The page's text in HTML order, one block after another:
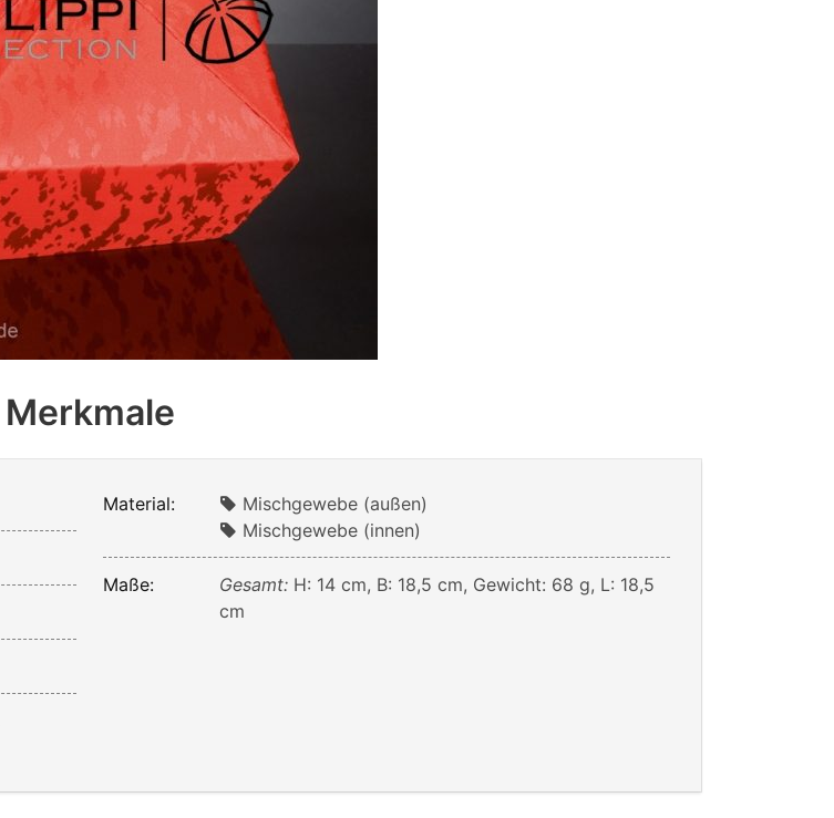
Merkmale
Material:
Mischgewebe (außen)
Mischgewebe (innen)
Maße: Gesamt: H: 14 cm, B: 18,5 cm, Gewicht: 68 g, L: 18,5
cm